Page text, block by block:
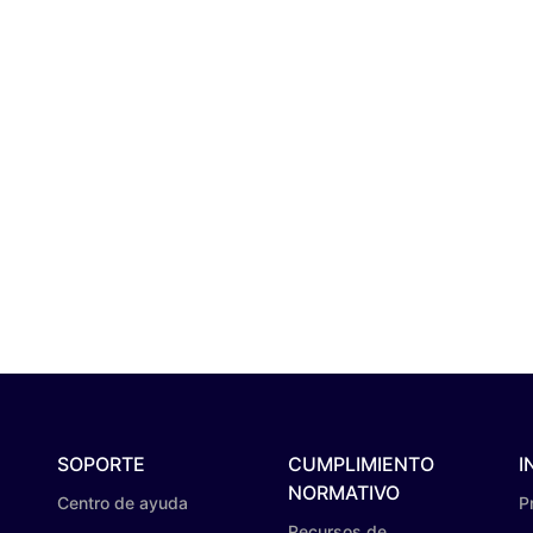
SOPORTE
Centro de ayuda
CUMPLIMIENTO
NORMATIVO